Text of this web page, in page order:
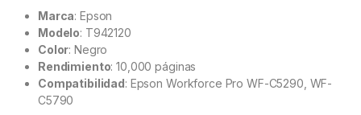
Marca: Epson
Modelo: T942120
Color: Negro
Rendimiento: 10,000 páginas
Compatibilidad: Epson Workforce Pro WF-C5290, WF-
C5790